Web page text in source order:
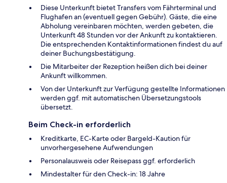
Diese Unterkunft bietet Transfers vom Fährterminal und
Flughafen an (eventuell gegen Gebühr). Gäste, die eine
Abholung vereinbaren möchten, werden gebeten, die
Unterkunft 48 Stunden vor der Ankunft zu kontaktieren.
Die entsprechenden Kontaktinformationen findest du auf
deiner Buchungsbestätigung.
Die Mitarbeiter der Rezeption heißen dich bei deiner
Ankunft willkommen.
Von der Unterkunft zur Verfügung gestellte Informationen
werden ggf. mit automatischen Übersetzungstools
übersetzt.
Beim Check-in erforderlich
Kreditkarte, EC-Karte oder Bargeld-Kaution für
unvorhergesehene Aufwendungen
Personalausweis oder Reisepass ggf. erforderlich
Mindestalter für den Check-in: 18 Jahre